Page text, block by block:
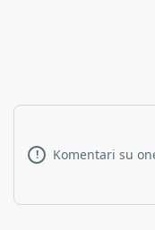
! Komentari su